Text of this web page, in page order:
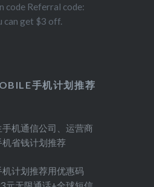
code Referral code:
can get $3 off.
手机计划推荐
机通信公司、运营商
省钱计划推荐
计划推荐用优惠码